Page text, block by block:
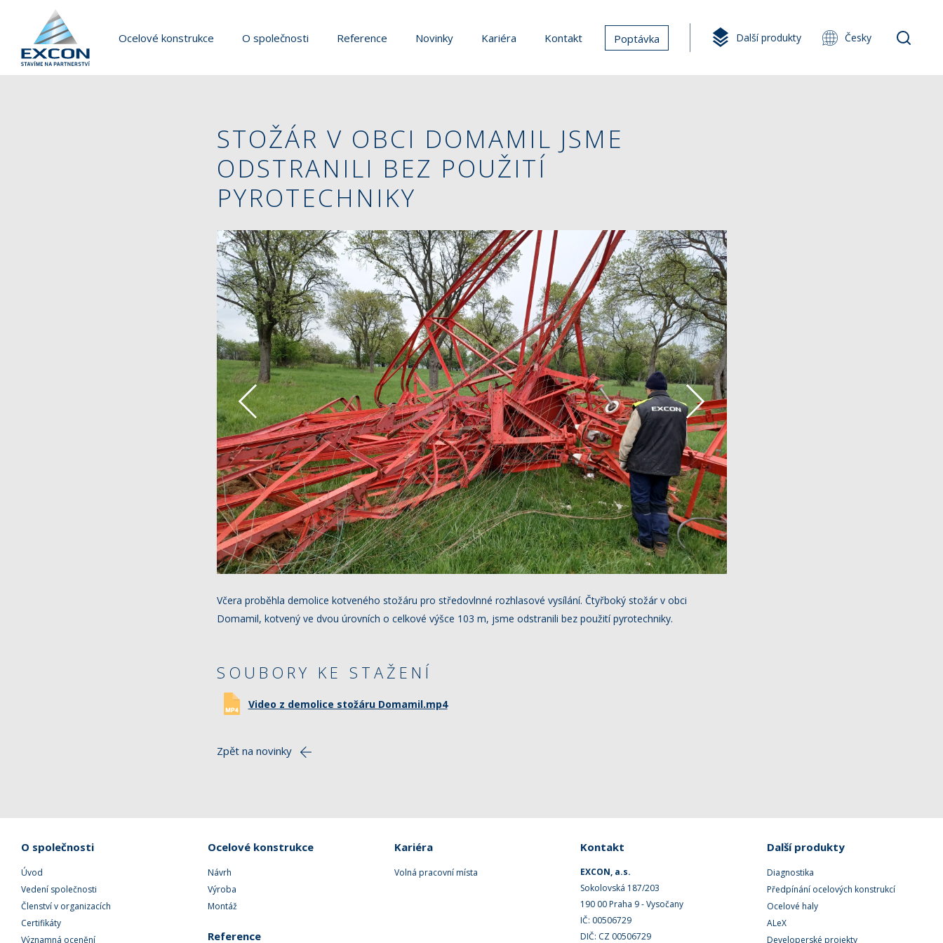
Ocelové konstrukce O společnosti Reference Novinky Kariéra Kontakt Poptávka Další produkty Česky
STOŽÁR V OBCI DOMAMIL JSME
ODSTRANILI BEZ POUŽITÍ
PYROTECHNIKY
Včera proběhla demolice kotveného stožáru pro středovlnné rozhlasové vysílání. Čtyřboký stožár v obci
Domamil, kotvený ve dvou úrovních o celkové výšce 103 m, jsme odstranili bez použití pyrotechniky.
SOUBORY KE STAŽENÍ
Video z demolice stožáru Domamil.mp4
Zpět na novinky
O společnosti
Úvod
Vedení společnosti
Členství v organizacích
Certifikáty
Významná ocenění
Ocelové konstrukce
Návrh
Výroba
Montáž
Reference
Kariéra
Volná pracovní místa
Kontakt
EXCON, a.s.
Sokolovská 187/203
190 00 Praha 9 - Vysočany
IČ: 00506729
DIČ: CZ 00506729
Další produkty
Diagnostika
Předpínání ocelových konstrukcí
Ocelové haly
ALeX
Developerské projekty